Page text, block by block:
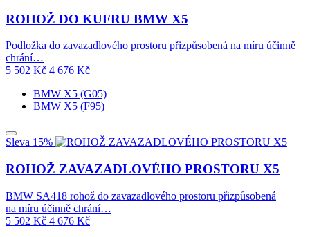
ROHOŽ DO KUFRU BMW X5
Podložka do zavazadlového prostoru přizpůsobená na míru účinně
chrání…
5 502 Kč 4 676 Kč
BMW X5 (G05)
BMW X5 (F95)
Sleva 15%
ROHOŽ ZAVAZADLOVÉHO PROSTORU X5
BMW SA418 rohož do zavazadlového prostoru přizpůsobená
na míru účinně chrání…
5 502 Kč 4 676 Kč